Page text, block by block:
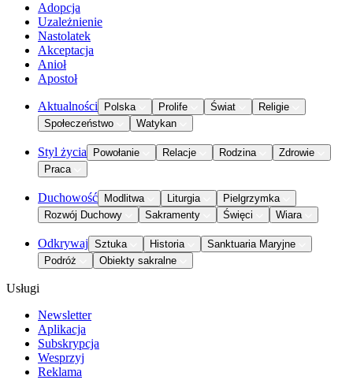
Adopcja
Uzależnienie
Nastolatek
Akceptacja
Anioł
Apostoł
Aktualności Polska Prolife Świat
Religie
Społeczeństwo
Watykan
Styl życia Powołanie Relacje Rodzina
Zdrowie
Praca
Duchowość Modlitwa Liturgia
Pielgrzymka
Rozwój Duchowy
Sakramenty Święci Wiara
Odkrywaj Sztuka Historia
Sanktuaria Maryjne
Podróż
Obiekty sakralne
Usługi
Newsletter
Aplikacja
Subskrypcja
Wesprzyj
Reklama